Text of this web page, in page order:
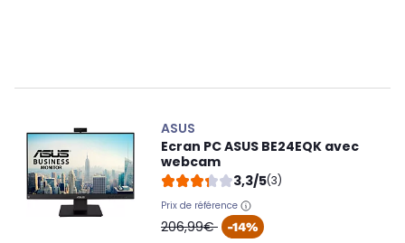
ASUS
Ecran PC ASUS BE24EQK avec
webcam
3,3/5(3)
Prix de référence
oldPrice
206,99€ -14%